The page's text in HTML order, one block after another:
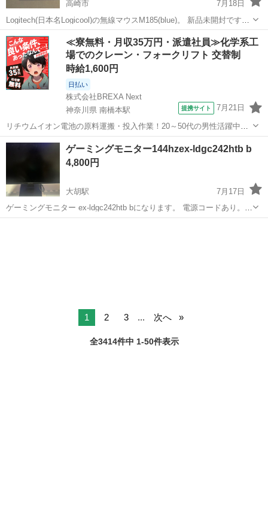
高崎市
7月18日
Logitech(日本名Logicool)の無線マウスM185(blue)。 新品未開封ですが
箱潰れ品のため安く出品します。 写真は撮影用に開封した別のものに
なります。お売りするものは同じものの未開封の箱に入っておりま
す...
群馬 高崎市 周辺機器 Logicool
≪寮無料・月収35万円・派遣社員≫化学系工
場でのクレーン・フォークリフト 交替制
時給1,600円
日払い
株式会社BREXA Next
神奈川県 南橋本駅
提携サイト 7月21日
リチウムイオン電池の原料運搬・投入作業！20～50代の男性活躍中★
ワンルーム寮完備！赴任旅費会社負担！年間休日130日★フォークリフ
ト免許お持ちの方、活躍中！就業先食堂利用可★《神奈川県相模原
市》 人気の工場のお仕事 ◇電...
神奈川 相模原市 南橋本駅 その他
ゲーミングモニター144hzex-ldgc242htb b
4,800円
大胡駅
7月17日
ゲーミングモニター ex-ldgc242htb bになります。 電源コードあり。
傷があります。 値下げ交渉可能
1 2 3 ... 次へ
全3414件中 1-50件表示